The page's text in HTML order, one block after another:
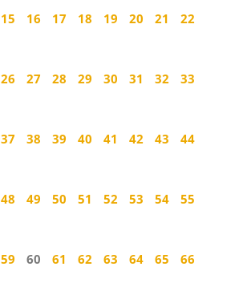
15 16 17 18 19 20 21 22
26 27 28 29 30 31 32 33
37 38 39 40 41 42 43 44
48 49 50 51 52 53 54 55
59 60 61 62 63 64 65 66